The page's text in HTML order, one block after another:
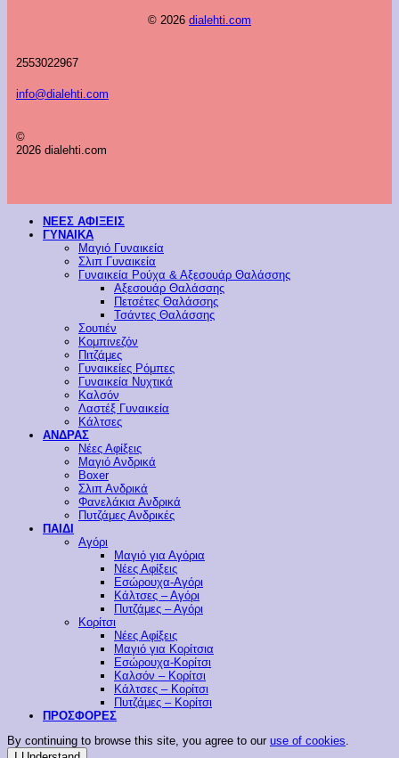
© 2026 dialehti.com
2553022967
info@dialehti.com
©
2026 dialehti.com
ΝΕΕΣ ΑΦΙΞΕΙΣ
ΓΥΝΑΙΚΑ
Μαγιό Γυναικεία
Σλιπ Γυναικεία
Γυναικεία Ρούχα & Αξεσουάρ Θαλάσσης
Αξεσουάρ Θαλάσσης
Πετσέτες Θαλάσσης
Τσάντες Θαλάσσης
Σουτιέν
Κομπινεζόν
Πιτζάμες
Γυναικείες Ρόμπες
Γυναικεία Νυχτικά
Καλσόν
Λαστέξ Γυναικεία
Κάλτσες
ΑΝΔΡΑΣ
Νέες Αφίξεις
Μαγιό Ανδρικά
Boxer
Σλιπ Ανδρικά
Φανελάκια Ανδρικά
Πυτζάμες Ανδρικές
ΠΑΙΔΙ
Αγόρι
Μαγιό για Αγόρια
Νέες Αφίξεις
Εσώρουχα-Αγόρι
Κάλτσες – Αγόρι
Πυτζάμες – Αγόρι
Κορίτσι
Νέες Αφίξεις
Μαγιό για Κορίτσια
Εσώρουχα-Κορίτσι
Καλσόν – Κορίτσι
Κάλτσες – Κορίτσι
Πυτζάμες – Κορίτσι
ΠΡΟΣΦΟΡΕΣ
By continuing to browse this site, you agree to our use of cookies.